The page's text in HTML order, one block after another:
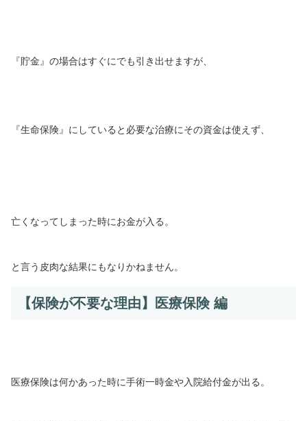
『貯金』の場合はすぐにでも引き出せますが、
『生命保険』にしていると必要な治療にその資金は使えず、
亡くなってしまった時にお金が入る。
と言う皮肉な結果にもなりかねません。
【保険が不要な理由】医療保険 編
医療保険は何かあった時に手術一時金や入院給付金が出る。